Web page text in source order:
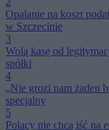
Opalanie na koszt
w Szczecinie
3
Wolą kasę od
spółki
4
„Nie grozi nam żaden
specjalny
5
Polacy nie chcą iść na